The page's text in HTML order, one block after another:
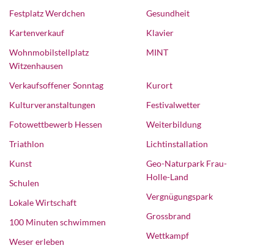
Festplatz Werdchen
Kartenverkauf
Wohnmobilstellplatz
Witzenhausen
Gesundheit
Klavier
MINT
Verkaufsoffener Sonntag
Kulturveranstaltungen
Fotowettbewerb Hessen
Triathlon
Kunst
Schulen
Lokale Wirtschaft
100 Minuten schwimmen
Weser erleben
Kurort
Festivalwetter
Weiterbildung
Lichtinstallation
Geo-Naturpark Frau-
Holle-Land
Vergnügungspark
Grossbrand
Wettkampf